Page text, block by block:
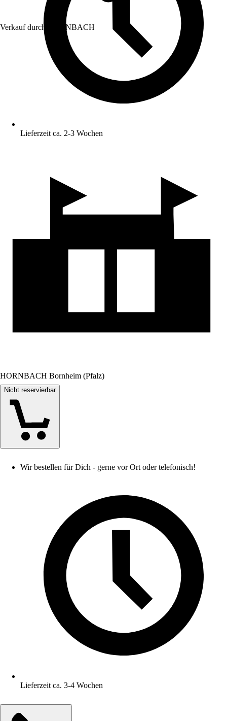
Verkauf durch: HORNBACH
Lieferzeit ca. 2-3 Wochen
HORNBACH Bornheim (Pfalz)
Nicht reservierbar
Wir bestellen für Dich - gerne vor Ort oder telefonisch!
Lieferzeit ca. 3-4 Wochen